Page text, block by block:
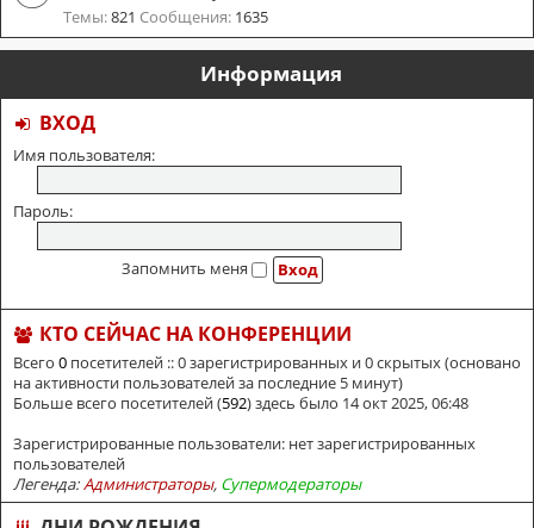
Темы:821 Сообщения: 1635
Информация
ВХОД
Имя пользователя:
Пароль:
Запомнить меня
КТО СЕЙЧАС НА КОНФЕРЕНЦИИ
Всего 0 посетителей :: 0 зарегистрированных и 0 скрытых (основано
на активности пользователей за последние 5 минут)
Больше всего посетителей (592) здесь было 14 окт 2025, 06:48
Зарегистрированные пользователи: нет зарегистрированных
пользователей
Легенда:Администраторы, Супермодераторы